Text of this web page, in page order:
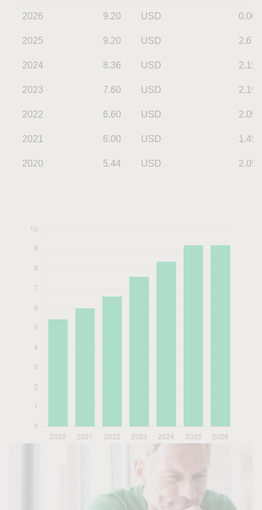
2026 9.20 USD 0.00
2025 9.20 USD 2.67
2024 8.36 USD 2.15
2023 7.60 USD 2.19
2022 6.60 USD 2.09
2021 6.00 USD 1.45
2020 5.44 USD 2.05